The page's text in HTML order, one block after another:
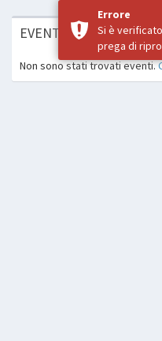
Errore
Si è
prega di
EVENTI
Non sono stati trovati eventi.